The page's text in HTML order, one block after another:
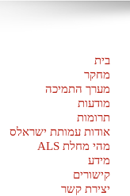
בית
מחקר
מערך התמיכה
מודעות
תרומות
אודות עמותת ישראלס
מהי מחלת ALS
מידע
קישורים
יצירת קשר